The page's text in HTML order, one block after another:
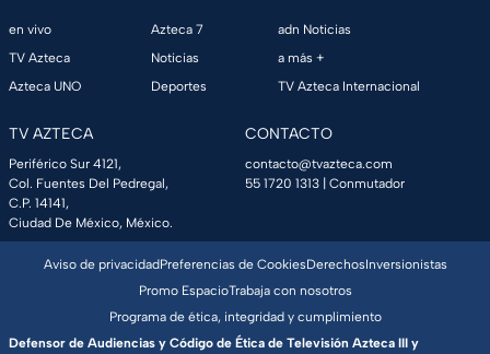
en vivo
TV Azteca
Azteca UNO
Azteca 7
Noticias
Deportes
adn Noticias
a más +
TV Azteca Internacional
TV AZTECA
Periférico Sur 4121,
Col. Fuentes Del Pedregal,
C.P. 14141,
Ciudad De México, México.
CONTACTO
contacto@tvazteca.com
55 1720 1313 | Conmutador
Aviso de privacidadPreferencias de CookiesDerechosInversionistas
Promo EspacioTrabaja con nosotros
Programa de ética, integridad y cumplimiento
Defensor de Audiencias y Código de Ética de Televisión Azteca III y